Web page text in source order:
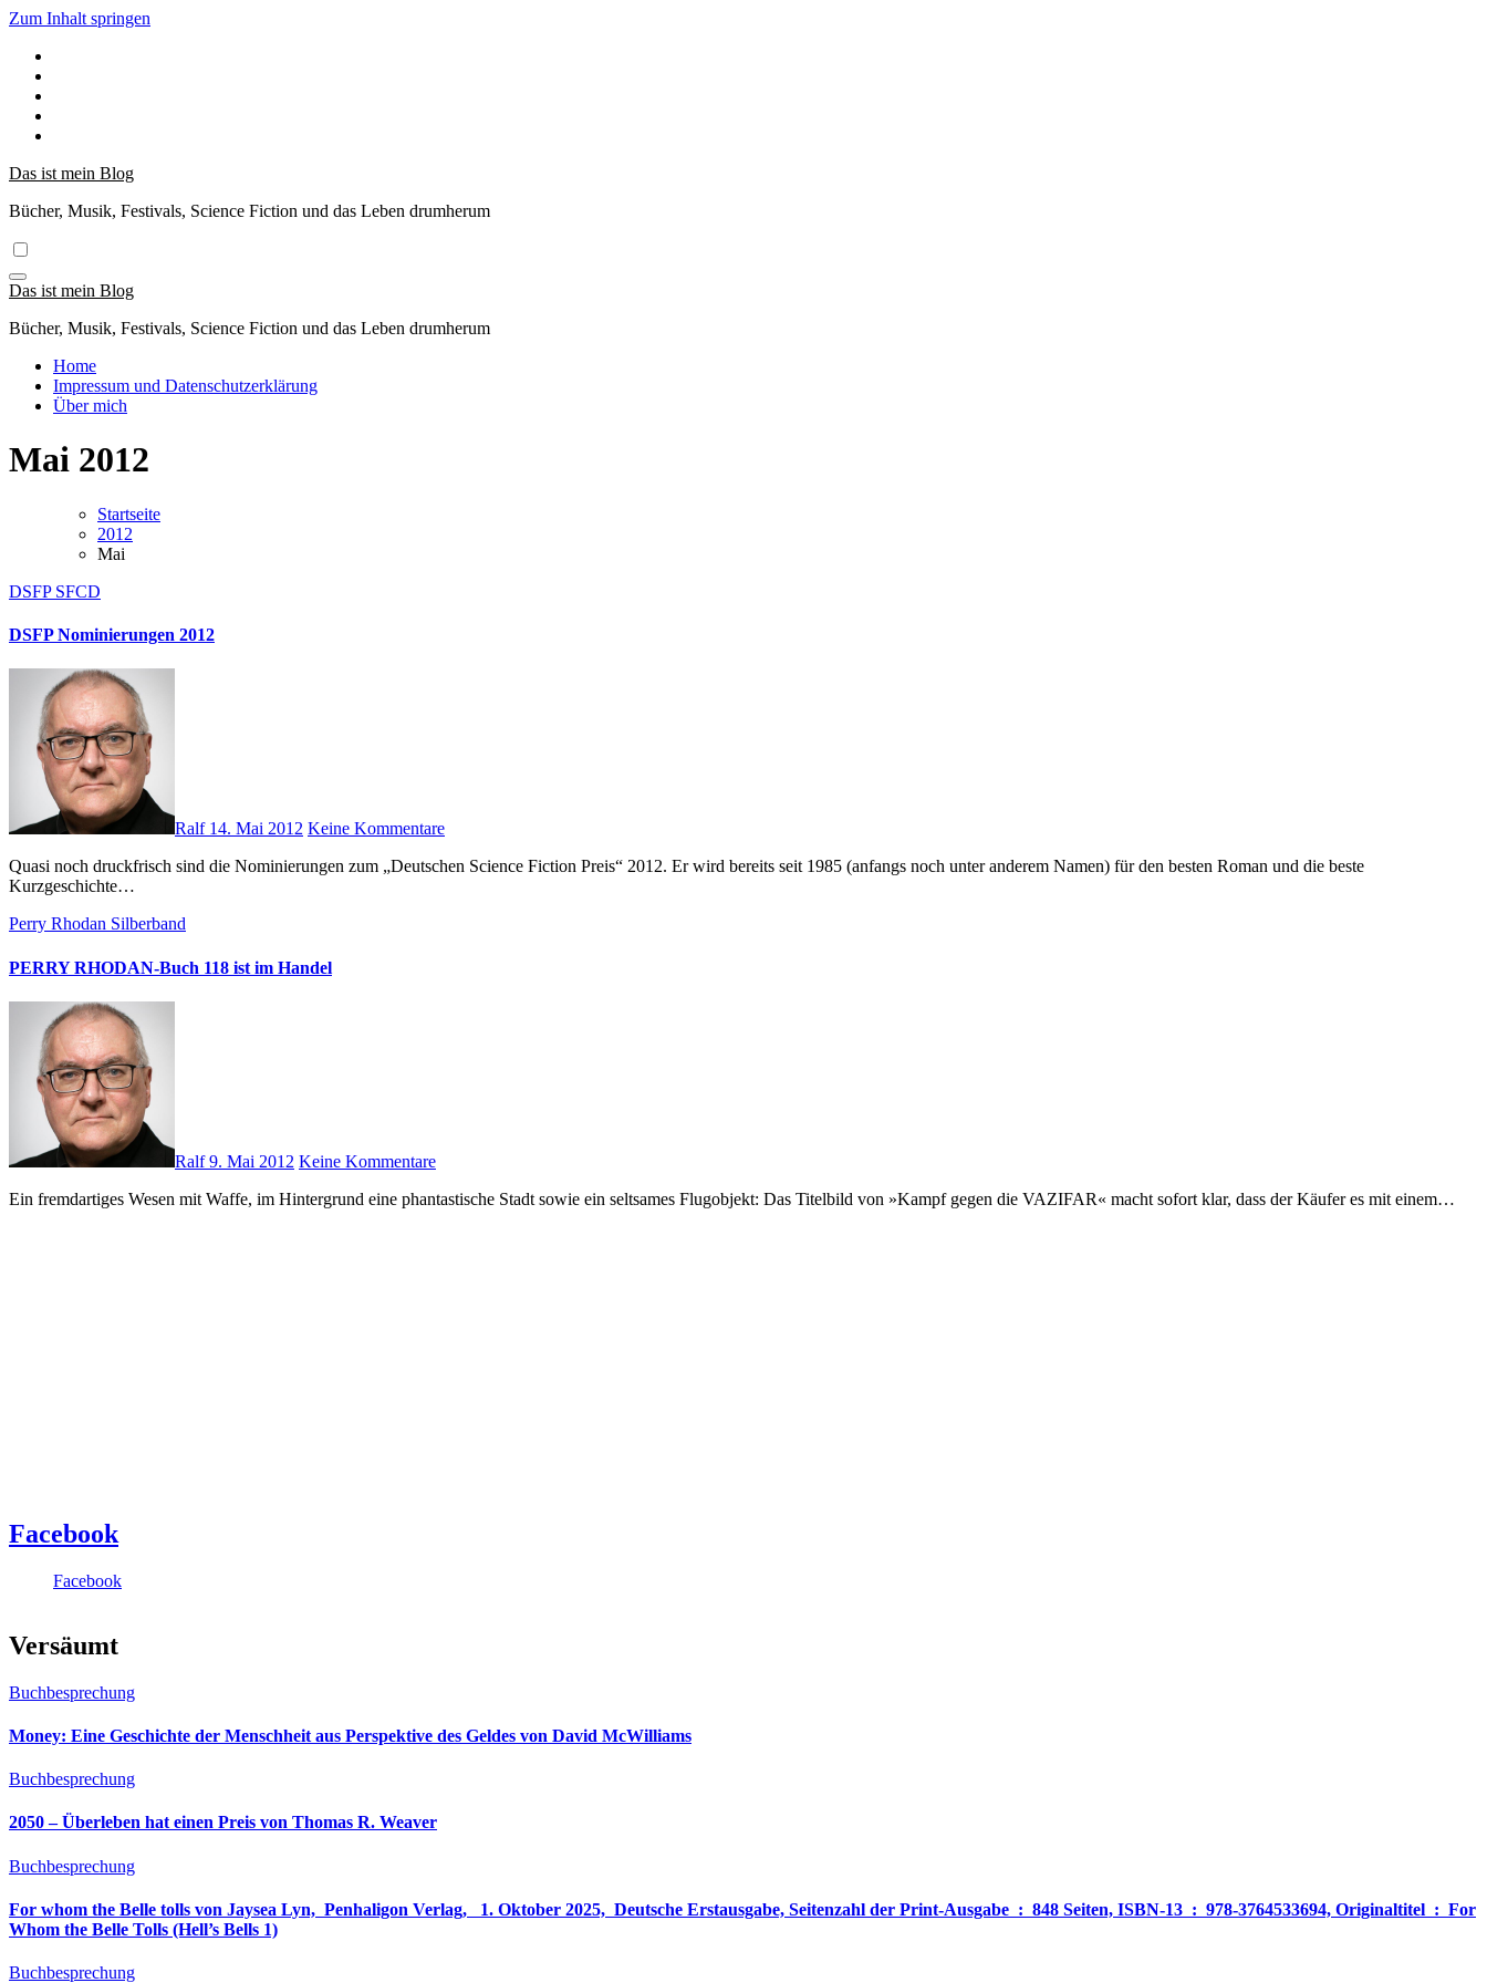
Zum Inhalt springen
Das ist mein Blog
Bücher, Musik, Festivals, Science Fiction und das Leben drumherum
Das ist mein Blog
Bücher, Musik, Festivals, Science Fiction und das Leben drumherum
Home
Impressum und Datenschutzerklärung
Über mich
Mai 2012
Startseite
2012
Mai
DSFP SFCD
DSFP Nominierungen 2012
Ralf 14. Mai 2012 Keine Kommentare
Quasi noch druckfrisch sind die Nominierungen zum „Deutschen Science Fiction Preis“ 2012. Er wird bereits seit 1985 (anfangs noch unter anderem Namen) für den besten Roman und die beste
Kurzgeschichte…
Perry Rhodan Silberband
PERRY RHODAN-Buch 118 ist im Handel
Ralf9. Mai 2012 Keine Kommentare
Ein fremdartiges Wesen mit Waffe, im Hintergrund eine phantastische Stadt sowie ein seltsames Flugobjekt: Das Titelbild von »Kampf gegen die VAZIFAR« macht sofort klar, dass der Käufer es mit einem…
Facebook
Facebook
Versäumt
Buchbesprechung
Money: Eine Geschichte der Menschheit aus Perspektive des Geldes von David McWilliams
Buchbesprechung
2050 – Überleben hat einen Preis von Thomas R. Weaver
Buchbesprechung
For whom the Belle tolls von Jaysea Lyn, ‎ Penhaligon Verlag, ‎ 1. Oktober 2025, ‎ Deutsche Erstausgabe, Seitenzahl der Print-Ausgabe ‏ : ‎ 848 Seiten, ISBN-13 ‏ : ‎ 978-3764533694, Originaltitel ‏ : ‎ For
Whom the Belle Tolls (Hell’s Bells 1)
Buchbesprechung